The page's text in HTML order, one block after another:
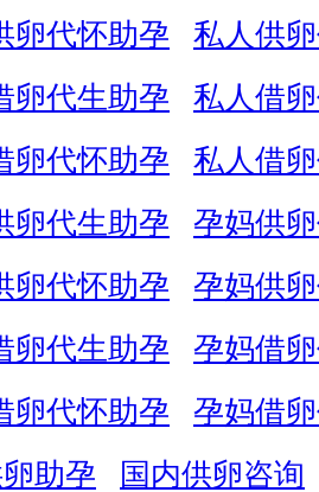
卵代怀助孕
私人供
卵代生助孕
私人借
卵代怀助孕
私人借
卵代生助孕
孕妈供
卵代怀助孕
孕妈供
卵代生助孕
孕妈借
卵代怀助孕
孕妈借
助孕
国内供卵咨询